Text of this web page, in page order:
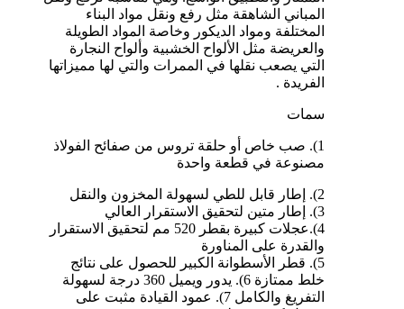
المباني الشاهقة مثل رفع ونقل مواد البناء
المختلفة ومواد الديكور وخاصة المواد الطويلة
والعريضة مثل الألواح الخشبية وألواح النجارة
التي يصعب نقلها في الممرات والتي لها مميزاتها
الفريدة .
سمات
1). صب خاص أو حلقة تروس من صفائح الفولاذ
مصنوعة في قطعة واحدة
2). إطار قابل للطي لسهولة المخزون والنقل
3). إطار متين لتحقيق الاستقرار العالي
4).عجلات كبيرة بقطر 520 مم لتحقيق الاستقرار
والقدرة على المناورة
5). قطر الأسطوانة الكبير للحصول على نتائج
خلط ممتازة 6). يدور ويميل 360 درجة لسهولة
التفريغ والكامل 7). عمود القيادة مثبت على